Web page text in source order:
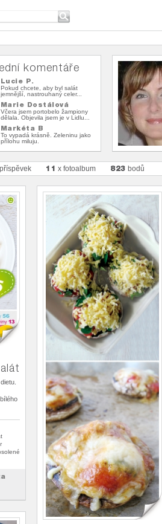
komentáře
Lucie P.
Pokud chcete, aby byl salát
jemnější, nastrouhaný celer...
Marie Dostálová
Včera jsem portobelo žampiony
dělala. Objevila jsem je v Lidlu...
Markéta B
To vypadá krásně. Zeleninu jako
přílohu miluju.
11 x fotoalbum 823 bodů